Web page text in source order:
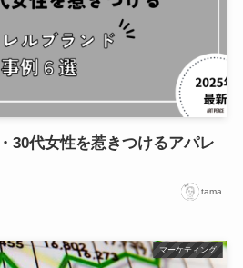
30代女性を惹きつけるアパレ
tama
マーケティング